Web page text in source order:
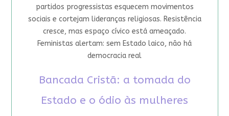
partidos progressistas esquecem movimentos
sociais e cortejam lideranças religiosas. Resistência
cresce, mas espaço cívico está ameaçado.
Feministas alertam: sem Estado laico, não há
democracia real
Bancada Cristã: a tomada do
Estado e o ódio às mulheres